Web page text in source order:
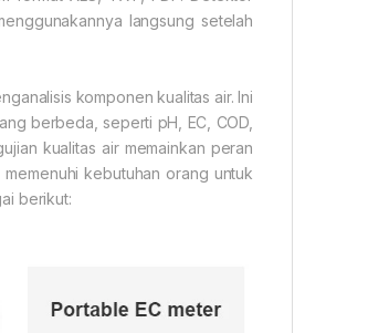
langsung setelah
komponen kualitas air. Ini
berbeda, seperti pH, EC, COD,
kualitas air memainkan peran
kebutuhan orang untuk
berikut: